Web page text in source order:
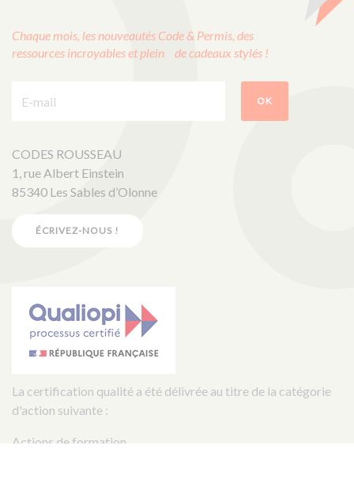
Chaque mois, les nouveautés Code & Permis, des
ressources incroyables et plein de cadeaux stylés !
OK
CODES ROUSSEAU
1, rue Albert Einstein
85340 Les Sables d’Olonne
ÉCRIVEZ-NOUS !
La certification qualité a été délivrée au titre de la catégorie
d'action suivante :
Actions de formation